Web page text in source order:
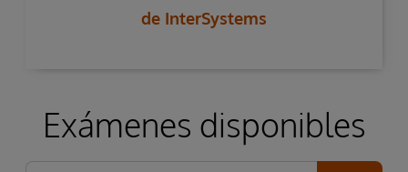
de InterSystems
Exámenes disponibles